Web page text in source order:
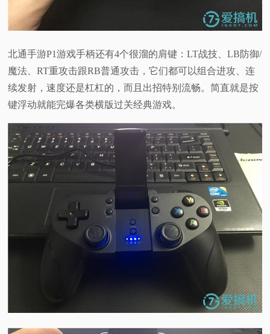
北通手游P1游戏手柄还有4个很溜的肩键：LT战技、LB防御/
魔法、RT重攻击跟RB普通攻击，它们都可以组合进攻、连
续发射，速度还是杠杠的，而且出招特别流畅。简直就是按
键浮动就能完爆各类横版过关经典游戏。